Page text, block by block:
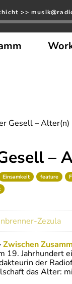
>>
Gesell –
–
Einsamkeit feature
Zezula
Zwischen
19. Jahrhundert
der
das Alter: